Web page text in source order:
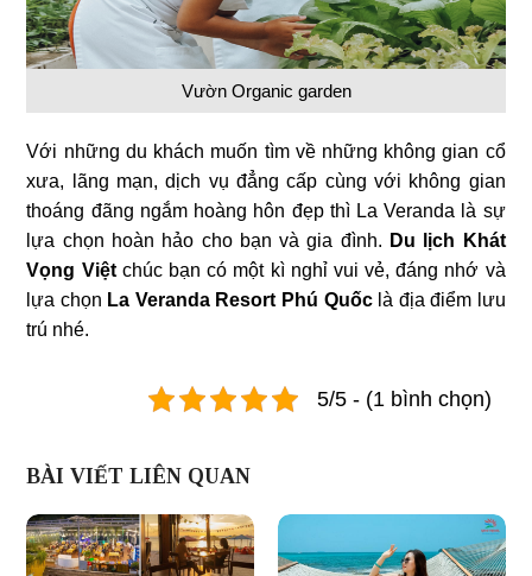
Vườn Organic garden
Với những du khách muốn tìm về những không gian cổ
xưa, lãng mạn, dịch vụ đẳng cấp cùng với không gian
thoáng đãng ngắm hoàng hôn đẹp thì La Veranda là sự
lựa chọn hoàn hảo cho bạn và gia đình. Du lịch Khát
Vọng Việtchúc bạn có một kì nghỉ vui vẻ, đáng nhớ và
lựa chọn La Veranda Resort Phú Quốclà địa điểm lưu
trú nhé.
5/5 - (1 bình chọn)
BÀI VIẾT LIÊN QUAN